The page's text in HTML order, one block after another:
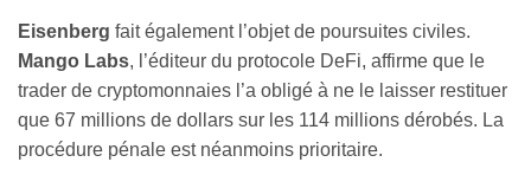
Eisenberg fait également l’objet de poursuites civiles.
Mango Labs, l’éditeur du protocole DeFi, affirme que le
trader de cryptomonnaies l’a obligé à ne le laisser restituer
que 67 millions de dollars sur les 114 millions dérobés. La
procédure pénale est néanmoins prioritaire.